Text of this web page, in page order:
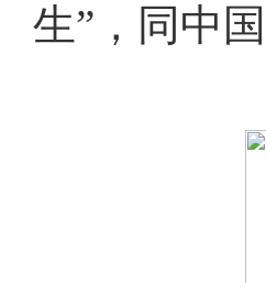
生”，同中